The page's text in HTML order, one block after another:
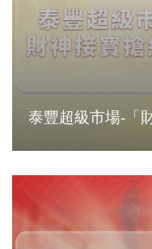
泰豐超級市場-「